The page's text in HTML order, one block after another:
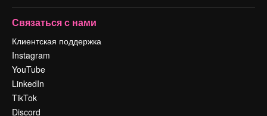
Связаться с нами
Клиентская поддержка
Instagram
YouTube
LinkedIn
TikTok
Discord